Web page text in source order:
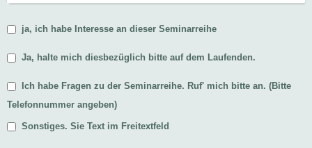
ja, ich habe Interesse an dieser Seminarreihe
Ja, halte mich diesbezüglich bitte auf dem Laufenden.
Ich habe Fragen zu der Seminarreihe. Ruf' mich bitte an. (Bitte
Telefonnummer angeben)
Sonstiges. Sie Text im Freitextfeld